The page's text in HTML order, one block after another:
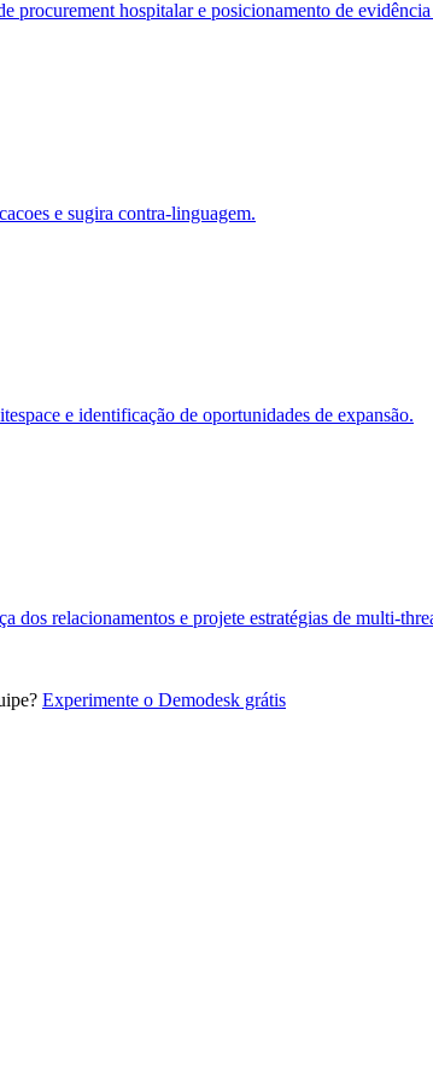
procurement hospitalar e posicionamento de
e sugira contra-linguagem.
e identificação de oportunidades de expansão.
relacionamentos e projete estratégias de multi-
Experimente o Demodesk grátis